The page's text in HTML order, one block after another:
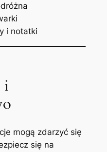
i notatki
i
mogą zdarzyć się
się na